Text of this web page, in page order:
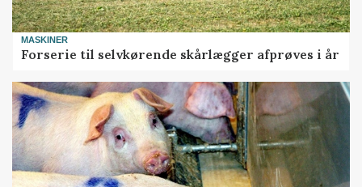
MASKINER
Forserie til selvkørende skårlægger afprøves i år